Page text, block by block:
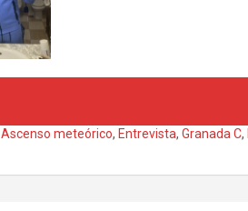
Ascenso meteórico, Entrevista, Granada C,